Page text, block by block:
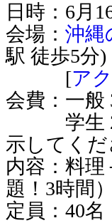
日時：6月
会場： 沖縄
駅 徒歩5分)
[ア
会費：一般
学生
示してくだ
内容：料
題！3時間）
定員：40名